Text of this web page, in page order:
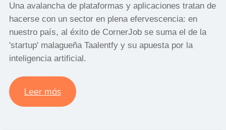
Una avalancha de plataformas y aplicaciones tratan de
hacerse con un sector en plena efervescencia: en
nuestro país, al éxito de CornerJob se suma el de la
'startup' malagueña Taalentfy y su apuesta por la
inteligencia artificial.
Leer más